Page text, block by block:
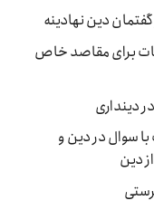
دین نهادینه
برای مقاصد خاص
دینداری
سوال در دین و
دین